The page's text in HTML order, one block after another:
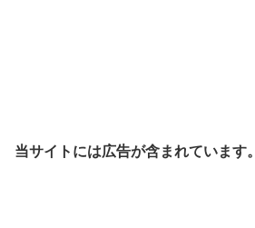
当サイトには広告が含まれています。